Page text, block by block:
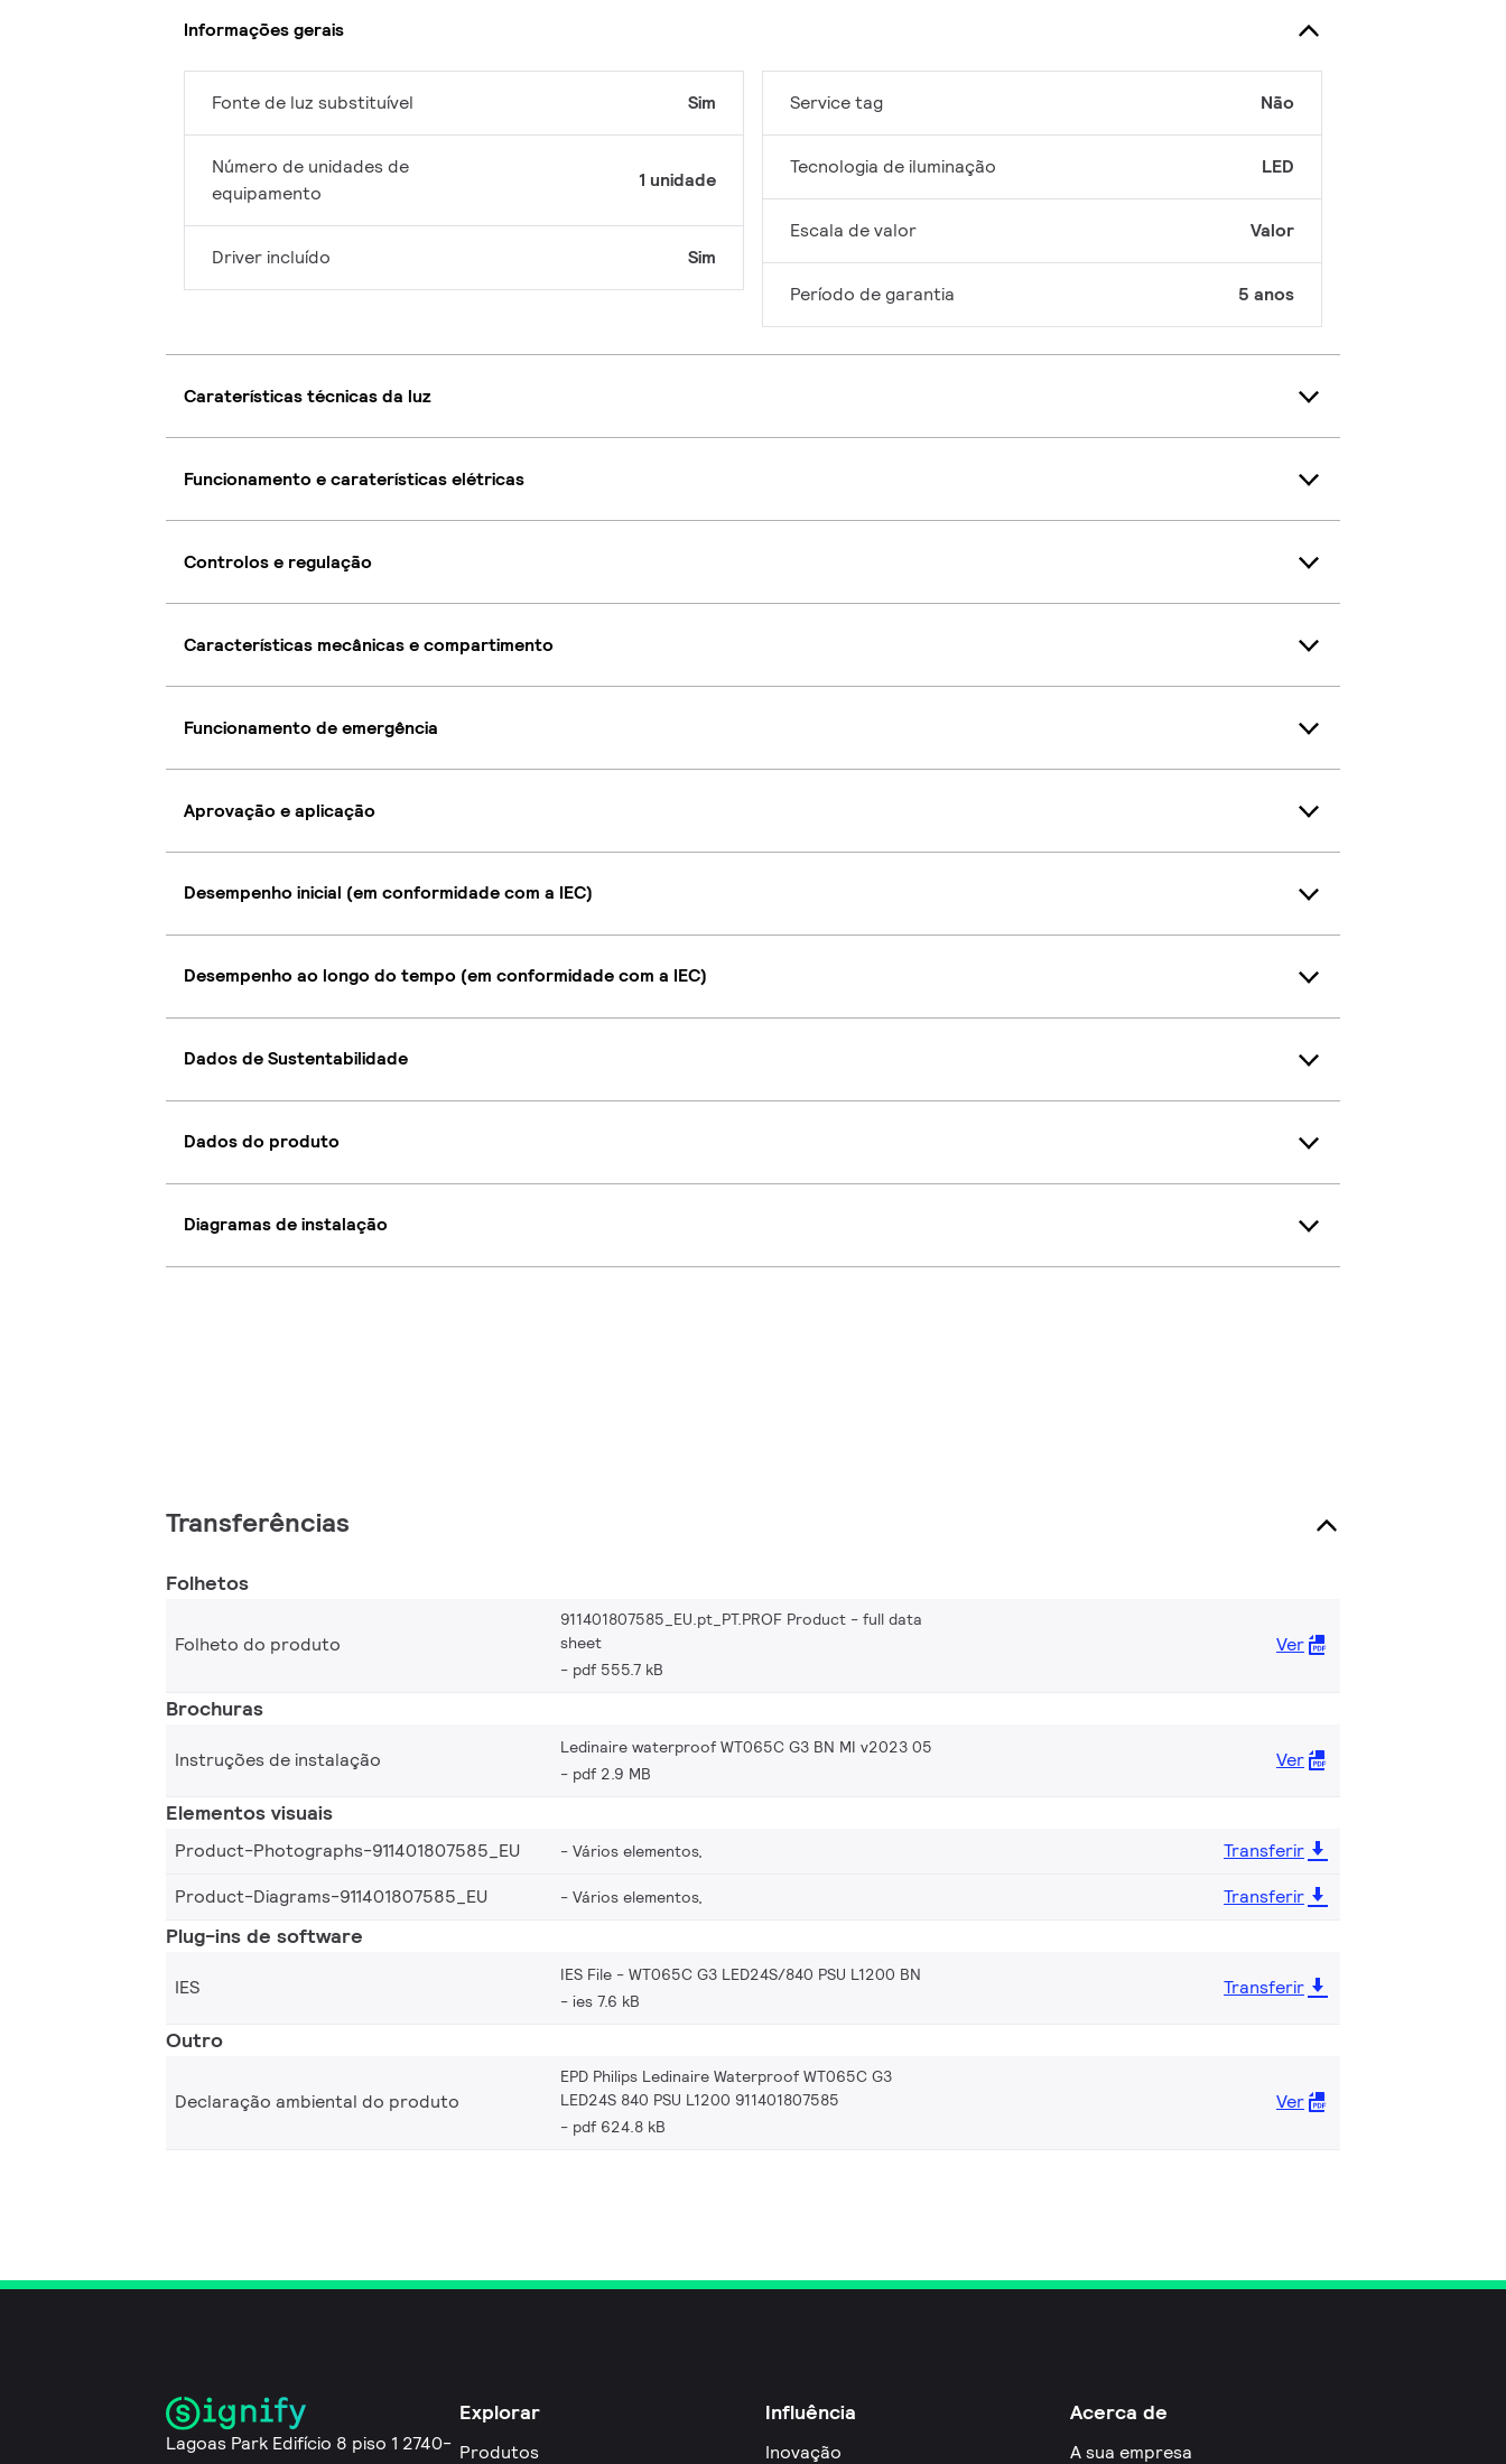
Informações gerais
Fonte de luz substituível Sim
Número de unidades de
equipamento
1 unidade
Driver incluído Sim
Service tag Não
Tecnologia de iluminação LED
Escala de valor Valor
Período de garantia 5 anos
Caraterísticas técnicas da luz
Funcionamento e caraterísticas elétricas
Controlos e regulação
Características mecânicas e compartimento
Funcionamento de emergência
Aprovação e aplicação
Desempenho inicial (em conformidade com a IEC)
Desempenho ao longo do tempo (em conformidade com a IEC)
Dados de Sustentabilidade
Dados do produto
Diagramas de instalação
Transferências
Folhetos
Folheto do produto
911401807585_EU.pt_PT.PROF Product - full data
sheet
pdf 555.7 kB
Ver
Brochuras
Instruções de instalação
Ledinaire waterproof WT065C G3 BN MI v2023 05
pdf 2.9 MB
Ver
Elementos visuais
Product-Photographs-911401807585_EU Vários elementos,
Transferir
Product-Diagrams-911401807585_EU
Vários elementos, Transferir
Plug-ins de software
IES
IES File - WT065C G3 LED24S/840 PSU L1200 BN
ies 7.6 kB
Transferir
Outro
Declaração ambiental do produto
EPD Philips Ledinaire Waterproof WT065C G3
LED24S 840 PSU L1200 911401807585
pdf 624.8 kB
Ver
Lagoas Park Edifício 8 piso 1 2740-
Explorar
Produtos
Influência
Inovação
Acerca de
A sua empresa